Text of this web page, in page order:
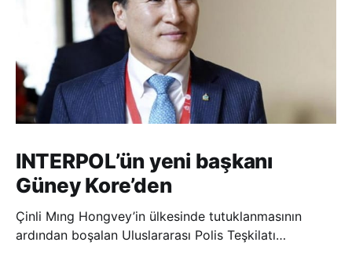
INTERPOL’ün yeni başkanı
Güney Kore’den
Çinli Mıng Hongvey’in ülkesinde tutuklanmasının
ardından boşalan Uluslararası Polis Teşkilatı